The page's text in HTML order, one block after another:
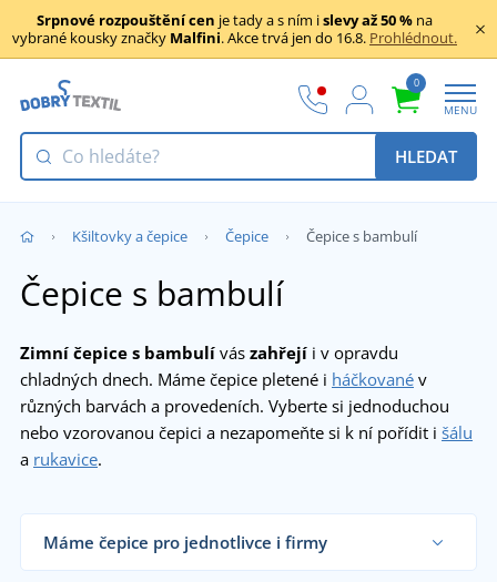
Srpnové rozpouštění cen je tady a s ním islevy až 50 % na
vybrané kousky značky Malfini. Akce trvá jen do 16.8. Prohlédnout.
0
MENU
HLEDAT
Kšiltovky a čepice Čepice Čepice s bambulí
Čepice s bambulí
Zimní čepice s bambulí vás zahřejí i v opravdu
chladných dnech. Máme čepice pletené i háčkované v
různých barvách a provedeních. Vyberte si jednoduchou
nebo vzorovanou čepici a nezapomeňte si k ní pořídit i šálu
a rukavice.
Máme čepice pro jednotlivce i firmy